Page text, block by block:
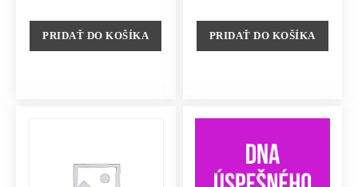
PRIDAŤ DO KOŠÍKA PRIDAŤ DO KOŠÍKA